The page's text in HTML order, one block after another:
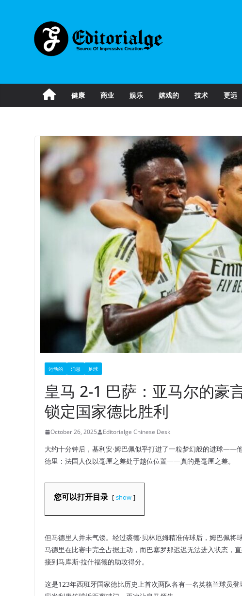
健康 商业 娱乐 嬉戏的 技术 更远
运动的 消息 足球
皇马 2-1 巴萨：亚马尔的豪
锁定国家德比胜利
October 26, 2025 Editorialge Chinese Desk
大约十分钟后，基利安·姆巴佩似乎打进了一粒梦幻般的进球——
德里：法国人仅以毫厘之差处于越位位置——真的是毫厘之差。
您可以打开目录 show
但马德里人并未气馁。经过裘德·贝林厄姆精准传球后，姆巴佩将
马德里在比赛中完全占据主动，而巴塞罗那迟迟无法进入状态
接到马库斯·拉什福德的助攻得分。
这是123年西班牙国家德比历史上首次两队各有一名英格兰球员